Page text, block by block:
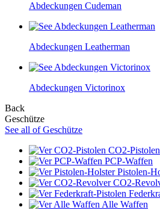
Abdeckungen Cudeman
Abdeckungen Leatherman
Abdeckungen Victorinox
Back
Geschütze
See all of Geschütze
CO2-Pistolen
PCP-Waffen
Pistolen-
CO2-
Alle Waffen